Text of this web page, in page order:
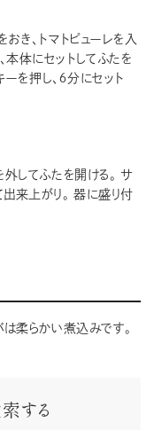
き、トマトピューレを入
体にセットしてふたを
ーを押し、６分にセット
外してふたを開ける。 サ
来上がり。 器に盛り付
は柔らかい煮込みです。
する